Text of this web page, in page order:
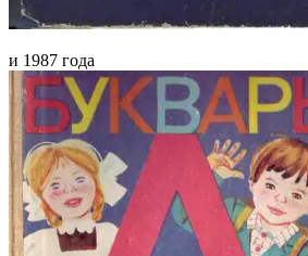
и 1987 года